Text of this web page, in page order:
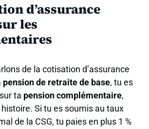
d’assurance
les
de la cotisation d’assurance
pension de retraite de base, tu es
ta pension complémentaire,
histoire. Si tu es soumis au taux
de la CSG, tu paies en plus 1 %